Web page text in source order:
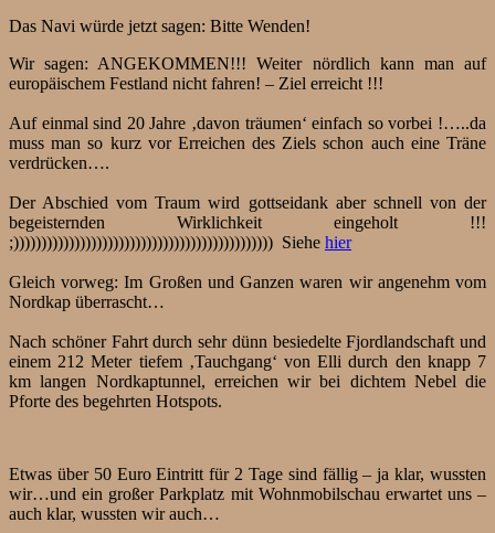
Das Navi würde jetzt sagen: Bitte Wenden!
Wir sagen: ANGEKOMMEN!!! Weiter nördlich kann man auf
europäischem Festland nicht fahren! – Ziel erreicht !!!
Auf einmal sind 20 Jahre ‚davon träumen‘ einfach so vorbei !…..da
muss man so kurz vor Erreichen des Ziels schon auch eine Träne
verdrücken….
Der Abschied vom Traum wird gottseidank aber schnell von der
begeisternden Wirklichkeit eingeholt !!!
;))))))))))))))))))))))))))))))))))))))))))))))) Siehe hier
Gleich vorweg: Im Großen und Ganzen waren wir angenehm vom
Nordkap überrascht…
Nach schöner Fahrt durch sehr dünn besiedelte Fjordlandschaft und
einem 212 Meter tiefem ‚Tauchgang‘ von Elli durch den knapp 7
km langen Nordkaptunnel, erreichen wir bei dichtem Nebel die
Pforte des begehrten Hotspots.
Etwas über 50 Euro Eintritt für 2 Tage sind fällig – ja klar, wussten
wir…und ein großer Parkplatz mit Wohnmobilschau erwartet uns –
auch klar, wussten wir auch…